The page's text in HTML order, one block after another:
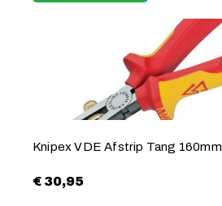
Knipex VDE Afstrip Tang 160mm
€30,95